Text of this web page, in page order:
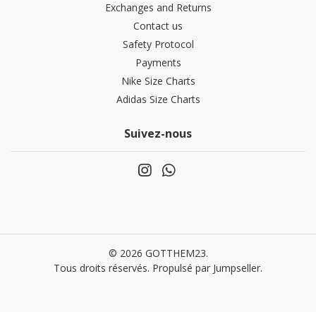
Exchanges and Returns
Contact us
Safety Protocol
Payments
Nike Size Charts
Adidas Size Charts
Suivez-nous
© 2026 GOTTHEM23.
Tous droits réservés. Propulsé par Jumpseller.